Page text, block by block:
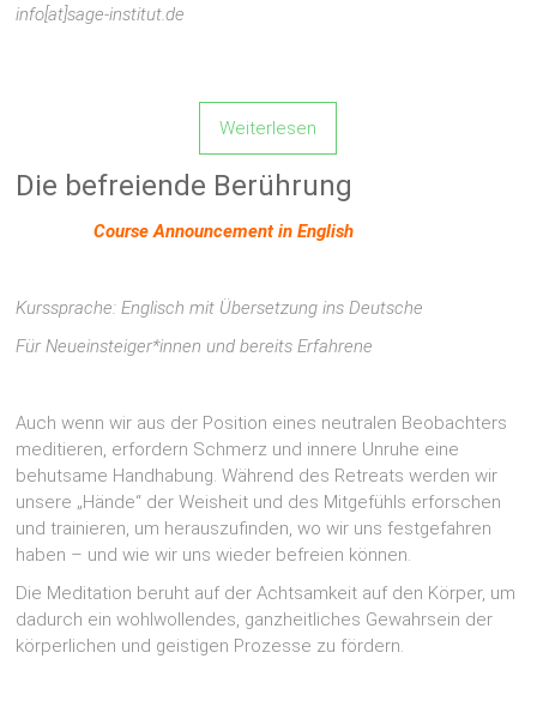
info[at]sage-institut.de
Weiterlesen
Die befreiende Berührung
Course Announcement in English
Kurssprache: Englisch mit Übersetzung ins Deutsche
FürNeueinsteiger*innen und bereits Erfahrene
Auch wenn wir aus der Position eines neutralen Beobachters
meditieren, erfordern Schmerz und innere Unruhe eine
behutsame Handhabung. Während des Retreats werden wir
unsere „Hände“ der Weisheit und des Mitgefühls erforschen
und trainieren, um herauszufinden, wo wir uns festgefahren
haben – und wie wir uns wieder befreien können.
Die Meditation beruht auf der Achtsamkeit auf den Körper, um
dadurch ein wohlwollendes, ganzheitliches Gewahrsein der
körperlichen und geistigen Prozesse zu fördern.